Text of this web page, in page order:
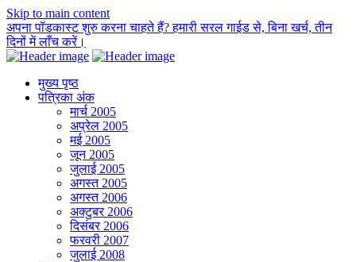
Skip to main content
अपना पॉडकास्ट शुरु करना चाहते हैं? हमारी सरल गाईड से, बिना खर्च, तीन
दिनों में लाँच करें।
मुख्य पृष्ठ
पत्रिका अंक
मार्च 2005
अप्रेल 2005
मई 2005
जून 2005
जुलाई 2005
अगस्त 2005
अगस्त 2006
अक्टुबर 2006
दिसंबर 2006
फरवरी 2007
जुलाई 2008